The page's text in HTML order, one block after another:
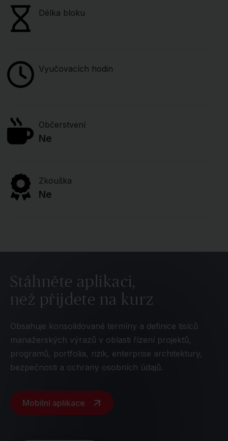
Délka bloku
Vyučovacích hodin
Občerstvení
Ne
Zkouška
Ne
Stáhněte aplikaci,
než přijdete na kurz
Obsahuje konsolidované termíny a definice tisíců
manažerských výrazů v oblasti řízení projektů,
programů, portfolia, rizik, enterprise architektury,
bezpečnosti a ochrany osobních údajů.
Mobilní aplikace